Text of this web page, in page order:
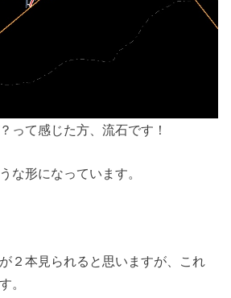
って感じた方、流石です！
な形になっています。
２本見られると思いますが、これ
。